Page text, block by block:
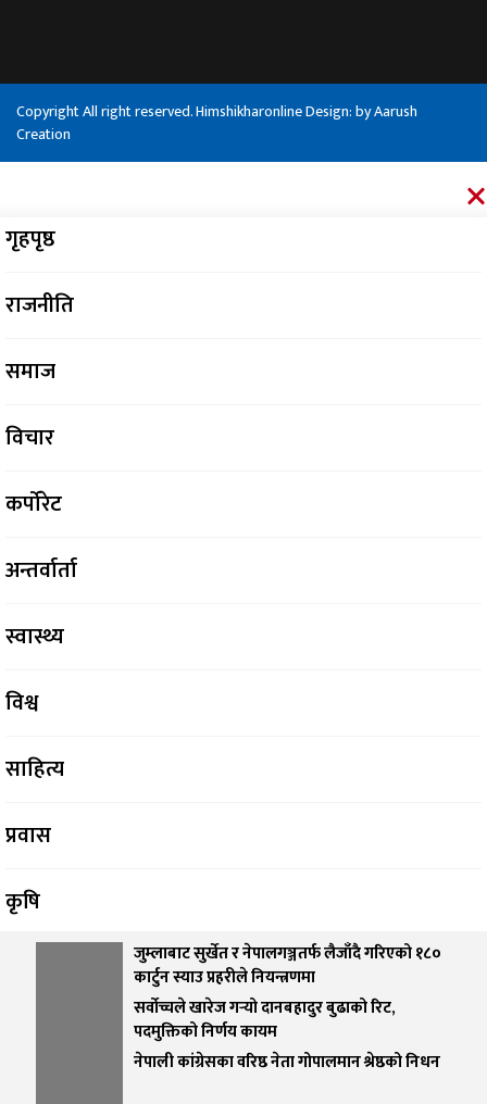
जुम्लाबाट सुर्खेत र नेपालगञ्जतर्फ लैजाँदै गरिएको १८०
कार्टुन स्याउ प्रहरीले नियन्त्रणमा
सर्वोच्चले खारेज गर्‍यो दानबहादुर बुढाको रिट,
पदमुक्तिको निर्णय कायम
नेपाली कांग्रेसका वरिष्ठ नेता गोपालमान श्रेष्ठको निधन
Copyright All right reserved. Himshikharonline Design: byAarush
Creation
गृहपृष्ठ
राजनीति
समाज
विचार
कर्पोरेट
अन्तर्वार्ता
स्वास्थ्य
विश्व
साहित्य
प्रवास
कृषि
सफलताको कथा